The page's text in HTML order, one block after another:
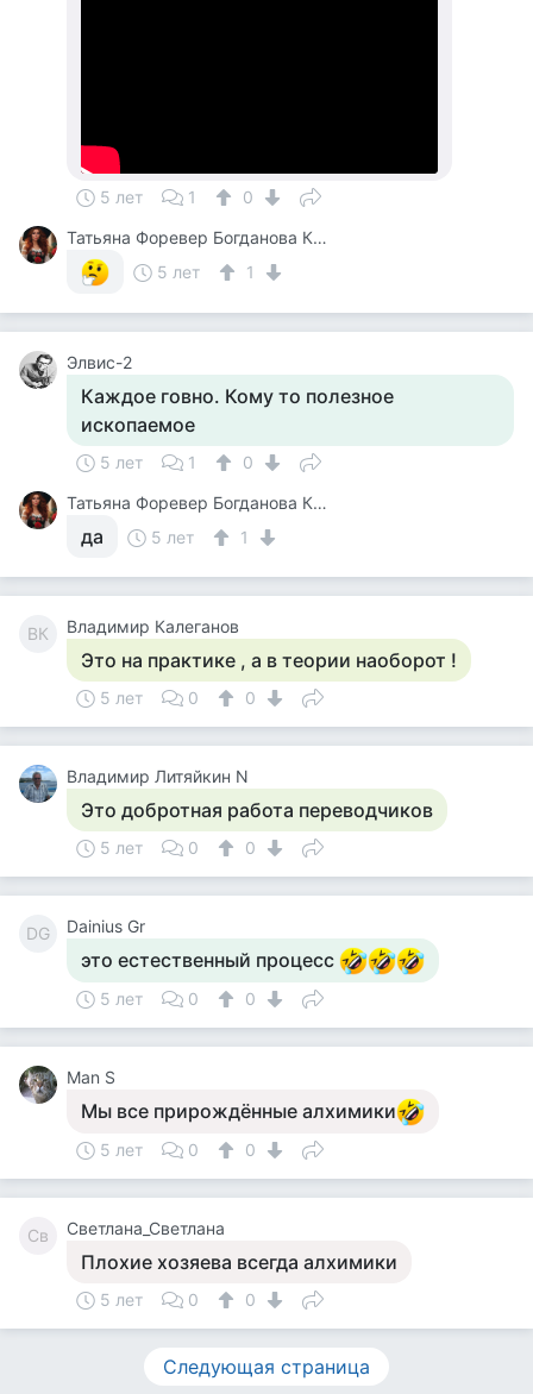
5 лет 1
0
Татьяна Форевер Богданова Картина Дали Пять Минут До Пробуждения Или Кормежки Кошек
5 лет
1
Элвис-2
Каждое говно. Кому то полезное
ископаемое
5 лет 1
0
Татьяна Форевер Богданова Картина Дали Пять Минут До Пробуждения Или Кормежки Кошек
да 5 лет 1
ВК Владимир Калеганов
Это на практике , а в теории наоборот !
5 лет 0 0
Владимир Литяйкин N
Это добротная работа переводчиков
5 лет 0 0
DG Dainius Gr
это естественный процесс
5 лет 0 0
Man S
Мы все прирождённые алхимики
5 лет 0 0
Св Светлана_Светлана
Плохие хозяева всегда алхимики
5 лет 0 0
Следующая страница